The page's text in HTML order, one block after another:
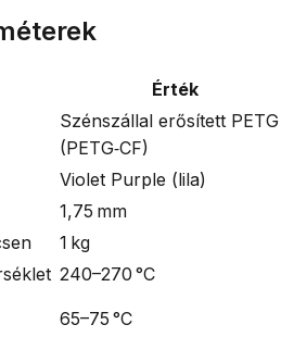
Érték
Szénszállal erősített PETG
(PETG‑CF)
Violet Purple (lila)
1,75 mm
1 kg
240–270 °C
65–75 °C